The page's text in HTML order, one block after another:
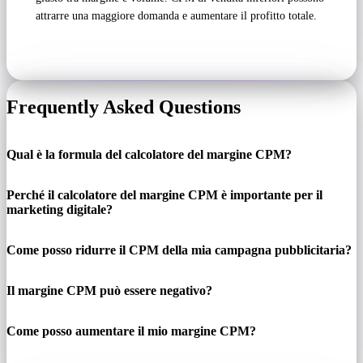
attrarre una maggiore domanda e aumentare il profitto totale.
Frequently Asked Questions
Qual è la formula del calcolatore del margine CPM?
Perché il calcolatore del margine CPM è importante per il
marketing digitale?
Come posso ridurre il CPM della mia campagna pubblicitaria?
Il margine CPM può essere negativo?
Come posso aumentare il mio margine CPM?